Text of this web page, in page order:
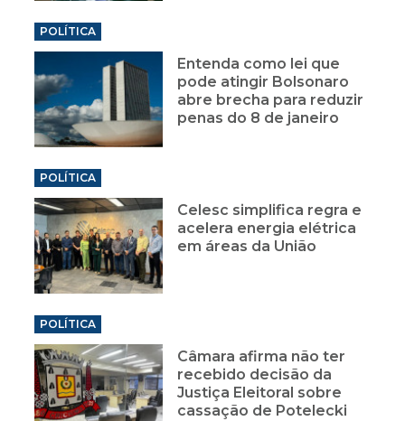
POLÍTICA
Entenda como lei que
pode atingir Bolsonaro
abre brecha para reduzir
penas do 8 de janeiro
POLÍTICA
Celesc simplifica regra e
acelera energia elétrica
em áreas da União
POLÍTICA
Câmara afirma não ter
recebido decisão da
Justiça Eleitoral sobre
cassação de Potelecki